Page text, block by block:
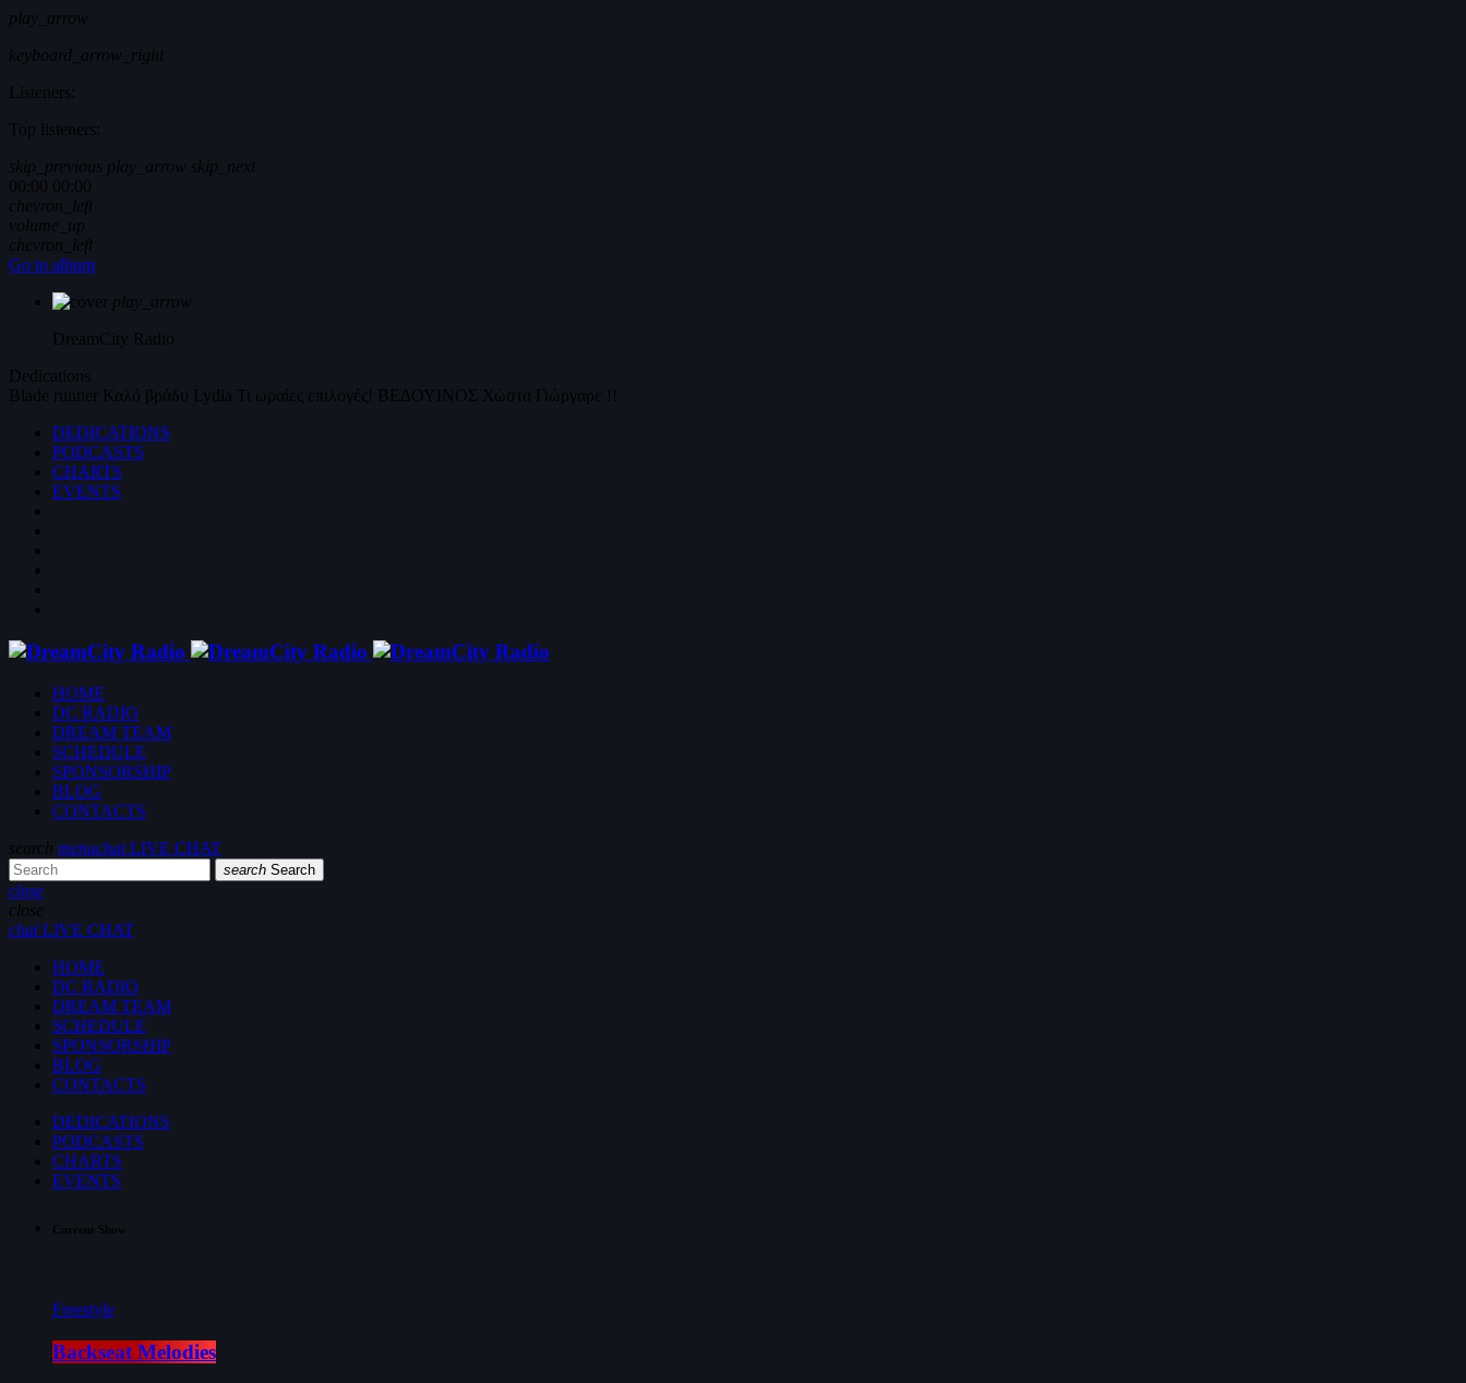
play_arrow
keyboard_arrow_right
Listeners:
Top listeners:
skip_previous play_arrow skip_next
00:00 00:00
chevron_left
volume_up
chevron_left
Go to album
play_arrow
DreamCity Radio
Dedications
Blade runner Καλό βράδυ Lydia Τι ωραίες επιλογές! ΒΕΔΟΥΙΝΟΣ Χώστα Γιώργαρε !!
DEDICATIONS
PODCASTS
CHARTS
EVENTS
HOME
DC RADIO
DREAM TEAM
SCHEDULE
SPONSORSHIP
BLOG
CONTACTS
search menuchatLIVE CHAT
search Search
close
close
chatLIVE CHAT
HOME
DC RADIO
DREAM TEAM
SCHEDULE
SPONSORSHIP
BLOG
CONTACTS
DEDICATIONS
PODCASTS
CHARTS
EVENTS
Current Show
Freestyle
Backseat Melodies